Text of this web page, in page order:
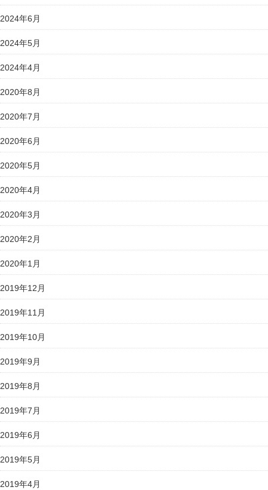
2024年6月
2024年5月
2024年4月
2020年8月
2020年7月
2020年6月
2020年5月
2020年4月
2020年3月
2020年2月
2020年1月
2019年12月
2019年11月
2019年10月
2019年9月
2019年8月
2019年7月
2019年6月
2019年5月
2019年4月